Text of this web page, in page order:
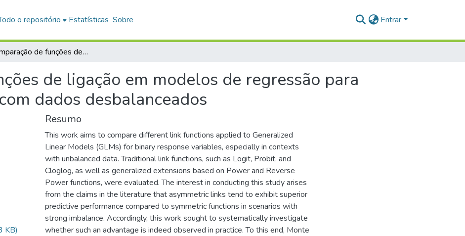
o repositório Estatísticas Sobre Entrar
Comparação de funções de ligação em modelos de regressão para respostas binárias com dados desbalanceados
de ligação em modelos de regressão para
dados desbalanceados
KB)
Resumo
This work aims to compare different link functions applied to Generalized
Linear Models (GLMs) for binary response variables, especially in contexts
with unbalanced data. Traditional link functions, such as Logit, Probit, and
Cloglog, as well as generalized extensions based on Power and Reverse
Power functions, were evaluated. The interest in conducting this study arises
from the claims in the literature that asymmetric links tend to exhibit superior
predictive performance compared to symmetric functions in scenarios with
strong imbalance. Accordingly, this work sought to systematically investigate
whether such an advantage is indeed observed in practice. To this end, Monte